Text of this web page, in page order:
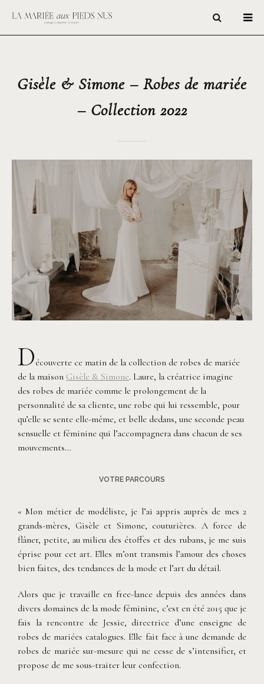
Gisèle & Simone – Robes de mariée
– Collection 2022
Découverte ce matin de la collection de robes de mariée
de la maison Gisèle & Simone. Laure, la créatrice imagine
des robes de mariée comme le prolongement de la
personnalité de sa cliente, une robe qui lui ressemble, pour
qu’elle se sente elle-même, et belle dedans, une seconde peau
sensuelle et féminine qui l’accompagnera dans chacun de ses
mouvements…
VOTRE PARCOURS
« Mon métier de modéliste, je l’ai appris auprès de mes 2
grands-mères, Gisèle et Simone, couturières. A force de
flâner, petite, au milieu des étoffes et des rubans, je me suis
éprise pour cet art. Elles m’ont transmis l’amour des choses
bien faites, des tendances de la mode et l’art du détail.
Alors que je travaille en free-lance depuis des années dans
divers domaines de la mode féminine, c’est en été 2015 que je
fais la rencontre de Jessie, directrice d’une enseigne de
robes de mariées catalogues. Elle fait face à une demande de
robes de mariée sur-mesure qui ne cesse de s’intensifier, et
propose de me sous-traiter leur confection.